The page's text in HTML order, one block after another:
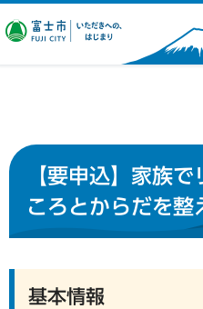
富士市 いただ
【要申込】家族
ころとからだを整
基本情報